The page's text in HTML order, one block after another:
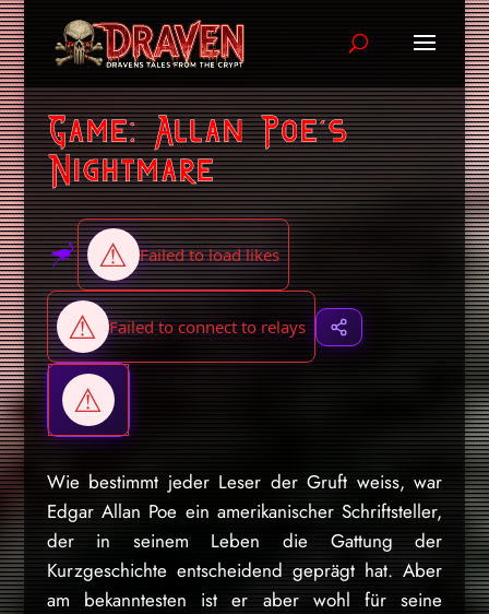
Game: Allan Poe’s
Nightmare
Wie bestimmt jeder Leser der Gruft weiss, war
Edgar Allan Poe ein amerikanischer Schriftsteller,
der in seinem Leben die Gattung der
Kurzgeschichte entscheidend geprägt hat. Aber
am bekanntesten ist er aber wohl für seine